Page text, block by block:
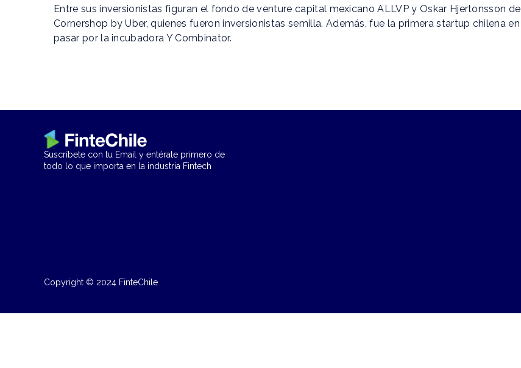
Entre sus inversionistas figuran el fondo de venture capital mexicano ALLVP y Oskar Hjertonsson de
Cornershop by Uber, quienes fueron inversionistas semilla. Además, fue la primera startup chilena en
pasar por la incubadora Y Combinator.
Suscríbete con tu Email y entérate primero de
todo lo que importa en la industria Fintech
Copyright © 2024 FinteChile